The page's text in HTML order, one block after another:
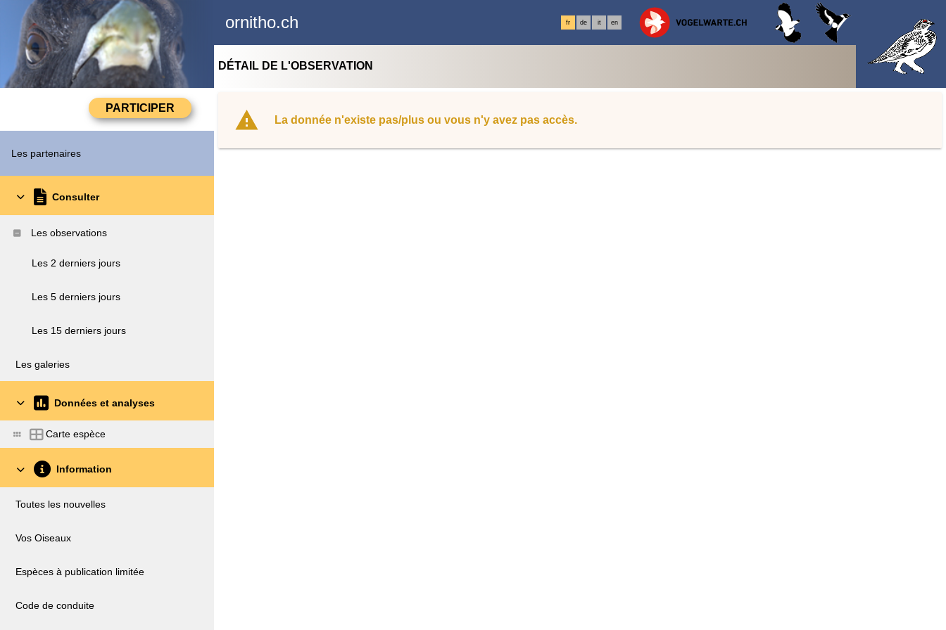
ornitho.ch fr de it en
Les partenaires
Consulter
Les observations
Les 2 derniers jours
Les 5 derniers jours
Les 15 derniers jours
Les galeries
Données et analyses
Carte espèce
Information
Toutes les nouvelles
Vos Oiseaux
Espèces à publication limitée
Code de conduite
DÉTAIL DE L'OBSERVATION
La donnée n'existe pas/plus ou vous n'y avez pas accès.